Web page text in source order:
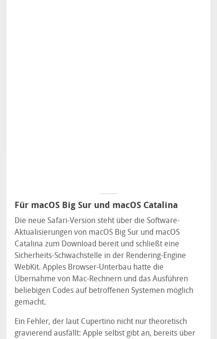
Für macOS Big Sur und macOS Catalina
Die neue Safari-Version steht über die Software-
Aktualisierungen von macOS Big Sur und macOS
Catalina zum Download bereit und schließt eine
Sicherheits-Schwachstelle in der Rendering-Engine
WebKit. Apples Browser-Unterbau hatte die
Übernahme von Mac-Rechnern und das Ausführen
beliebigen Codes auf betroffenen Systemen möglich
gemacht.
Ein Fehler, der laut Cupertino nicht nur theoretisch
gravierend ausfällt: Apple selbst gibt an, bereits über